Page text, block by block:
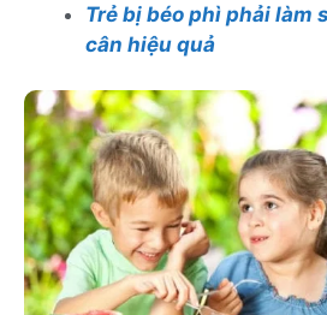
Trẻ bị béo phì phải làm
cân hiệu quả